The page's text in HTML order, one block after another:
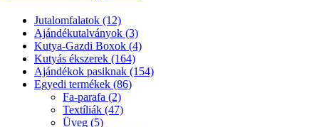
Jutalomfalatok (12)
Ajándékutalványok (3)
Kutya-Gazdi Boxok (4)
Kutyás ékszerek (164)
Ajándékok pasiknak (154)
Egyedi termékek (86)
Fa-parafa (2)
Textíliák (47)
Üveg (5)